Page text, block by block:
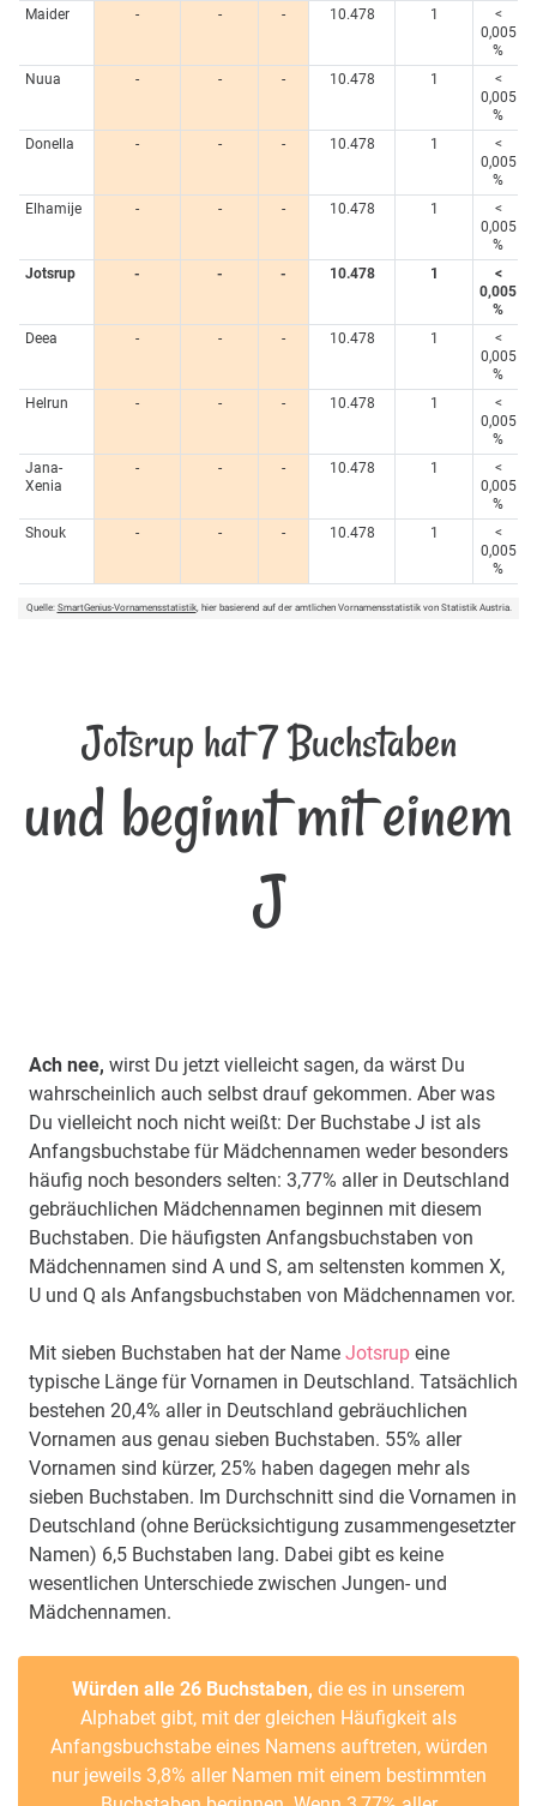
Maider
- - - 10.478 1
<
0,005
%
Nuua
- - - 10.478 1
<
0,005
%
Donella
- - - 10.478 1
<
0,005
%
Elhamije
- - - 10.478 1
<
0,005
%
Jotsrup
- - - 10.478 1
<
0,005
%
Deea
- - - 10.478 1
<
0,005
%
Helrun
- - - 10.478 1
<
0,005
%
Jana-
Xenia
- - - 10.478 1
<
0,005
%
Shouk
- - - 10.478 1
<
0,005
%
Quelle: SmartGenius-Vornamensstatistik, hier basierend auf der amtlichen Vornamensstatistik von Statistik Austria.
Jotsrup hat 7 Buchstaben
und beginnt mit einem
J
Ach nee, wirst Du jetzt vielleicht sagen, da wärst Du
wahrscheinlich auch selbst drauf gekommen. Aber was
Du vielleicht noch nicht weißt: Der Buchstabe J ist als
Anfangsbuchstabe für Mädchennamen weder besonders
häufig noch besonders selten: 3,77% aller in Deutschland
gebräuchlichen Mädchennamen beginnen mit diesem
Buchstaben. Die häufigsten Anfangsbuchstaben von
Mädchennamen sind A und S, am seltensten kommen X,
U und Q als Anfangsbuchstaben von Mädchennamen vor.
Mit sieben Buchstaben hat der Name Jotsrup eine
typische Länge für Vornamen in Deutschland. Tatsächlich
bestehen 20,4% aller in Deutschland gebräuchlichen
Vornamen aus genau sieben Buchstaben. 55% aller
Vornamen sind kürzer, 25% haben dagegen mehr als
sieben Buchstaben. Im Durchschnitt sind die Vornamen in
Deutschland (ohne Berücksichtigung zusammengesetzter
Namen) 6,5 Buchstaben lang. Dabei gibt es keine
wesentlichen Unterschiede zwischen Jungen- und
Mädchennamen.
Würden alle 26 Buchstaben, die es in unserem
Alphabet gibt, mit der gleichen Häufigkeit als
Anfangsbuchstabe eines Namens auftreten, würden
nur jeweils 3,8% aller Namen mit einem bestimmten